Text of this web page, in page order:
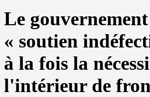
Le
« soutien
à la fois la
l'intérieur de